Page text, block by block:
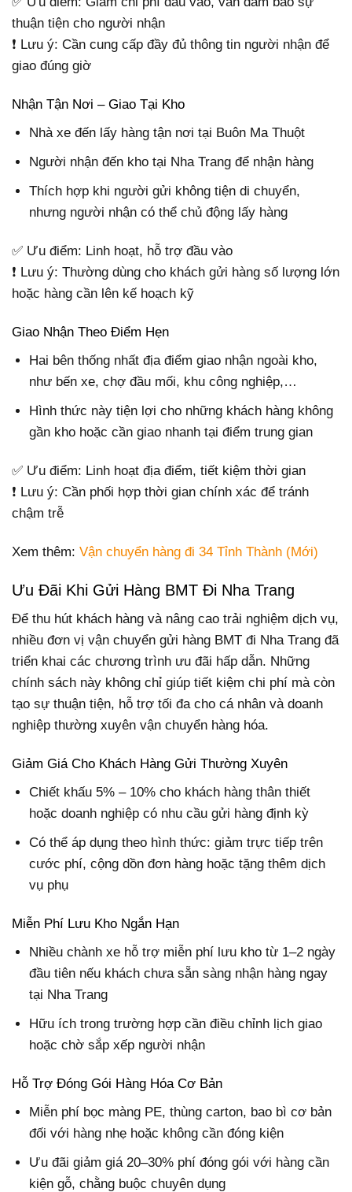
thuận tiện cho người nhận
❗ Lưu ý: Cần cung cấp đầy đủ thông tin người nhận để
giao đúng giờ
Nhận Tận Nơi – Giao Tại Kho
Nhà xe đến lấy hàng tận nơi tại Buôn Ma Thuột
Người nhận đến kho tại Nha Trang để nhận hàng
Thích hợp khi người gửi không tiện di chuyển,
nhưng người nhận có thể chủ động lấy hàng
✅ Ưu điểm: Linh hoạt, hỗ trợ đầu vào
❗ Lưu ý: Thường dùng cho khách gửi hàng số lượng lớn
hoặc hàng cần lên kế hoạch kỹ
Giao Nhận Theo Điểm Hẹn
Hai bên thống nhất địa điểm giao nhận ngoài kho,
như bến xe, chợ đầu mối, khu công nghiệp,…
Hình thức này tiện lợi cho những khách hàng không
gần kho hoặc cần giao nhanh tại điểm trung gian
✅ Ưu điểm: Linh hoạt địa điểm, tiết kiệm thời gian
❗ Lưu ý: Cần phối hợp thời gian chính xác để tránh
chậm trễ
Xem thêm: Vận chuyển hàng đi 34 Tỉnh Thành (Mới)
Ưu Đãi Khi Gửi Hàng BMT Đi Nha Trang
Để thu hút khách hàng và nâng cao trải nghiệm dịch vụ,
nhiều đơn vị vận chuyển gửi hàng BMT đi Nha Trang đã
triển khai các chương trình ưu đãi hấp dẫn. Những
chính sách này không chỉ giúp tiết kiệm chi phí mà còn
tạo sự thuận tiện, hỗ trợ tối đa cho cá nhân và doanh
nghiệp thường xuyên vận chuyển hàng hóa.
Giảm Giá Cho Khách Hàng Gửi Thường Xuyên
Chiết khấu 5% – 10% cho khách hàng thân thiết
hoặc doanh nghiệp có nhu cầu gửi hàng định kỳ
Có thể áp dụng theo hình thức: giảm trực tiếp trên
cước phí, cộng dồn đơn hàng hoặc tặng thêm dịch
vụ phụ
Miễn Phí Lưu Kho Ngắn Hạn
Nhiều chành xe hỗ trợ miễn phí lưu kho từ 1–2 ngày
đầu tiên nếu khách chưa sẵn sàng nhận hàng ngay
tại Nha Trang
Hữu ích trong trường hợp cần điều chỉnh lịch giao
hoặc chờ sắp xếp người nhận
Hỗ Trợ Đóng Gói Hàng Hóa Cơ Bản
Miễn phí bọc màng PE, thùng carton, bao bì cơ bản
đối với hàng nhẹ hoặc không cần đóng kiện
Ưu đãi giảm giá 20–30% phí đóng gói với hàng cần
kiện gỗ, chằng buộc chuyên dụng